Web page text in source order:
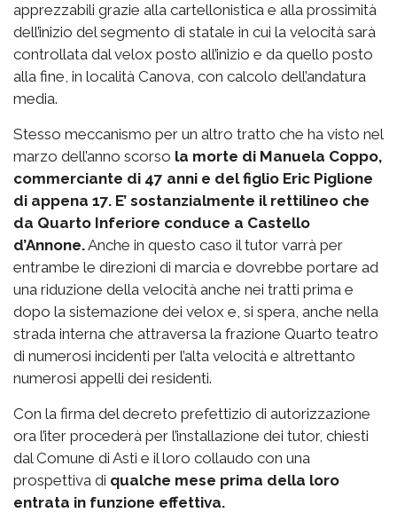
apprezzabili grazie alla cartellonistica e alla prossimità
dell’inizio del segmento di statale in cui la velocità sarà
controllata dal velox posto all’inizio e da quello posto
alla fine, in località Canova, con calcolo dell’andatura
media.
Stesso meccanismo per un altro tratto che ha visto nel
marzo dell’anno scorso la morte di Manuela Coppo,
commerciante di 47 anni e del figlio Eric Piglione
di appena 17. E’ sostanzialmente il rettilineo che
da Quarto Inferiore conduce a Castello
d’Annone.Anche in questo caso il tutor varrà per
entrambe le direzioni di marcia e dovrebbe portare ad
una riduzione della velocità anche nei tratti prima e
dopo la sistemazione dei velox e, si spera, anche nella
strada interna che attraversa la frazione Quarto teatro
di numerosi incidenti per l’alta velocità e altrettanto
numerosi appelli dei residenti.
Con la firma del decreto prefettizio di autorizzazione
ora l’iter procederà per l’installazione dei tutor, chiesti
dal Comune di Asti e il loro collaudo con una
prospettiva di qualche mese prima della loro
entrata in funzione effettiva.